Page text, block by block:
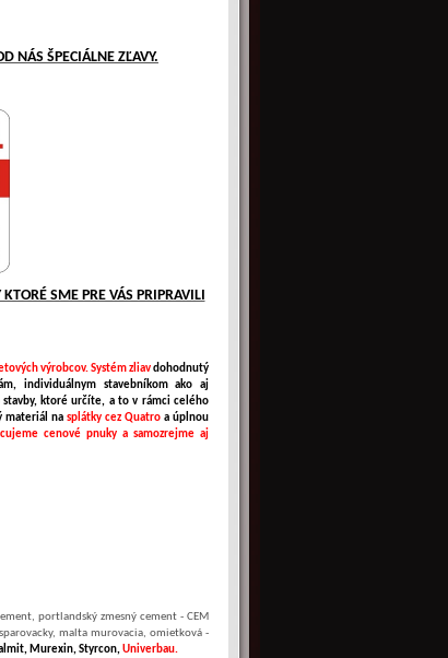
NÁS ŠPECIÁLNE ZĽAVY.
SME PRE VÁS PRIPRAVILI
výrobcov. Systém zliavdohodnutý
individuálnym stavebníkom ako aj
stavby, ktoré určíte, a to v rámci celého
materiál nasplátky cez Quatro a úplnou
cenové pnuky a samozrejme aj
portlandský zmesný cement - CEM
malta murovacia, omietková -
Murexin, Styrcon,Univerbau.